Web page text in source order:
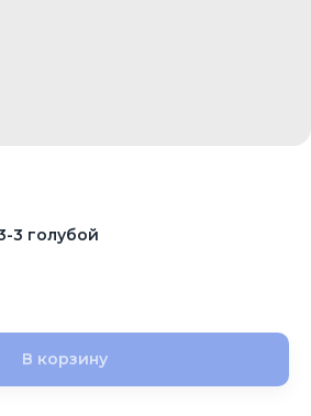
3 голубой
В корзину